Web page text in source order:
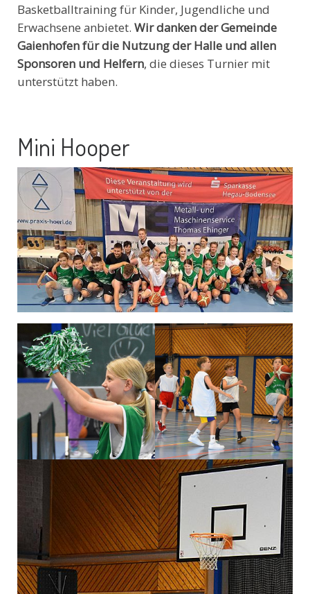
Basketballtraining für Kinder, Jugendliche und
Erwachsene anbietet. Wir danken der Gemeinde
Gaienhofen für die Nutzung der Halle und allen
Sponsoren und Helfern, die dieses Turnier mit
unterstützt haben.
Mini Hooper